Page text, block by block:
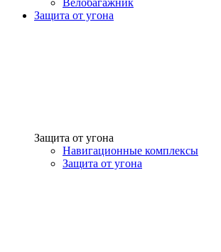
Велобагажник
Защита от угона
Защита от угона
Навигационные комплексы
Защита от угона